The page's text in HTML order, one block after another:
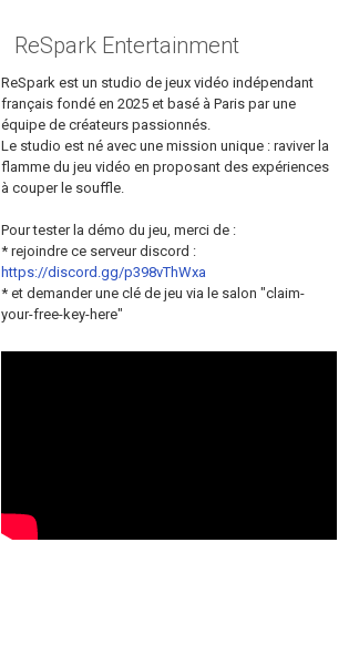
ReSpark Entertainment
ReSpark est un studio de jeux vidéo indépendant
français fondé en 2025 et basé à Paris par une
équipe de créateurs passionnés.
Le studio est né avec une mission unique : raviver la
flamme du jeu vidéo en proposant des expériences
à couper le souffle.
Pour tester la démo du jeu, merci de :
* rejoindre ce serveur discord :
https://discord.gg/p398vThWxa
* et demander une clé de jeu via le salon "claim-
your-free-key-here"